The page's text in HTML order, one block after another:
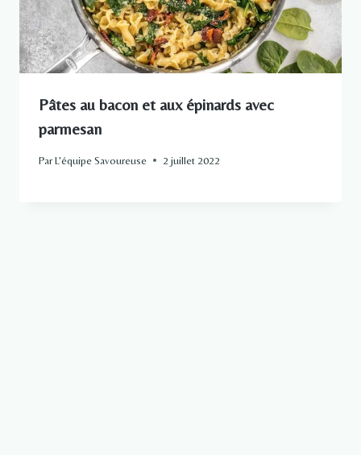
Pâtes au bacon et aux épinards avec
parmesan
ParL'équipe Savoureuse 2 juillet 2022